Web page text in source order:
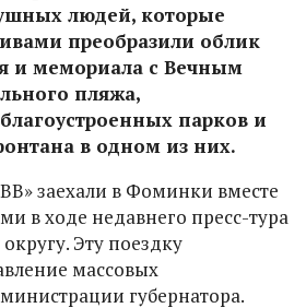
людей, которые
преобразили облик
и мемориала с Вечным
пляжа,
парков и
в одном из них.
заехали в Фоминки вместе
в ходе недавнего пресс-тура
Эту поездку
массовых
губернатора.